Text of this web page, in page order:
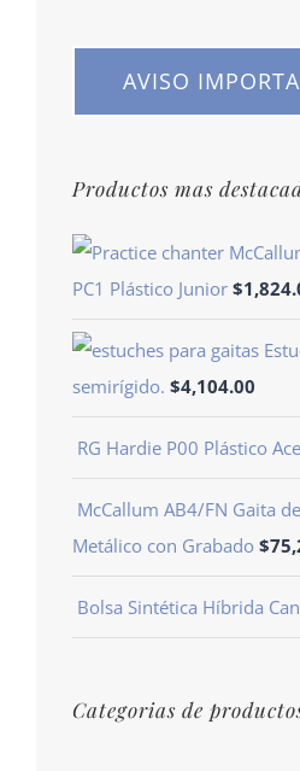
AVISO
Productos mas
PC1 Plástico Junior $
semirígido. $4,104.00
RG Hardie P00 Plástico
McCallum AB4/FN Gaita
Metálico con Grabado $
Bolsa Sintética Híbrida
Categorias de